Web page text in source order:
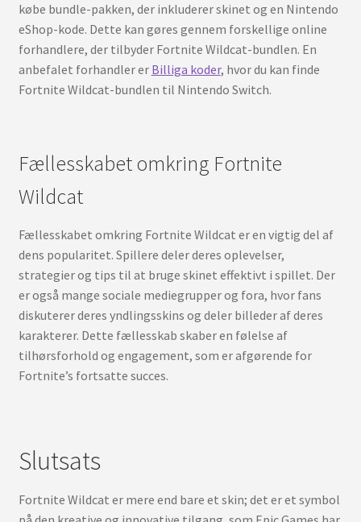
købe bundle-pakken, der inkluderer skinet og en Nintendo
eShop-kode. Dette kan gøres gennem forskellige online
forhandlere, der tilbyder Fortnite Wildcat-bundlen. En
anbefalet forhandler er Billiga koder, hvor du kan finde
Fortnite Wildcat-bundlen til Nintendo Switch.
Fællesskabet omkring Fortnite
Wildcat
Fællesskabet omkring Fortnite Wildcat er en vigtig del af
dens popularitet. Spillere deler deres oplevelser,
strategier og tips til at bruge skinet effektivt i spillet. Der
er også mange sociale mediegrupper og fora, hvor fans
diskuterer deres yndlingsskins og deler billeder af deres
karakterer. Dette fællesskab skaber en følelse af
tilhørsforhold og engagement, som er afgørende for
Fortnite’s fortsatte succes.
Slutsats
Fortnite Wildcat er mere end bare et skin; det er et symbol